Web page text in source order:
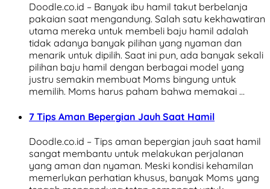
Doodle.co.id – Banyak ibu hamil takut berbelanja
pakaian saat mengandung. Salah satu kekhawatiran
utama mereka untuk membeli baju hamil adalah
tidak adanya banyak pilihan yang nyaman dan
menarik untuk dipilih. Saat ini pun, ada banyak sekali
pilihan baju hamil dengan berbagai model yang
justru semakin membuat Moms bingung untuk
memilih. Moms harus paham bahwa memakai …
7 Tips Aman Bepergian Jauh Saat Hamil
Doodle.co.id – Tips aman bepergian jauh saat hamil
sangat membantu untuk melakukan perjalanan
yang aman dan nyaman. Meski kondisi kehamilan
memerlukan perhatian khusus, banyak Moms yang